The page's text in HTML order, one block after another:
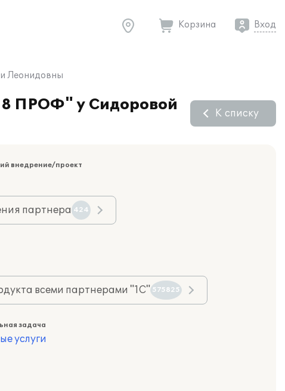
Корзина Вход
Леонидовны
8 ПРОФ" у Сидоровой
К списку
внедрение/проект
партнера 424
всеми партнерами "1С" 575825
задача
услуги